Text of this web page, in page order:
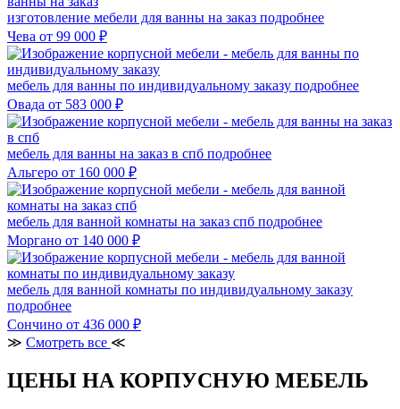
изготовление мебели для ванны на заказ подробнее
Чева от 99 000 ₽
мебель для ванны по индивидуальному заказу подробнее
Овада от 583 000 ₽
мебель для ванны на заказ в спб подробнее
Альгеро от 160 000 ₽
мебель для ванной комнаты на заказ спб подробнее
Моргано от 140 000 ₽
мебель для ванной комнаты по индивидуальному заказу
подробнее
Сончино от 436 000 ₽
≫ Смотреть все ≪
ЦЕНЫ НА КОРПУСНУЮ МЕБЕЛЬ